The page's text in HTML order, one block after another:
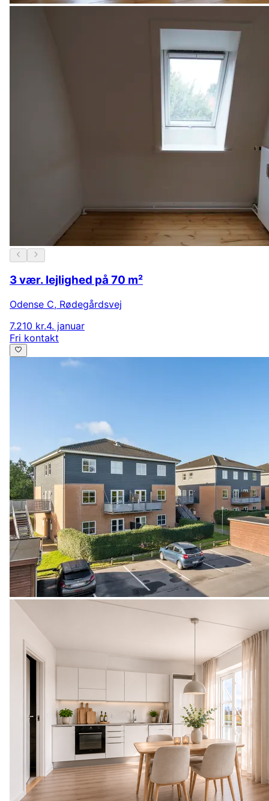
3 vær. lejlighed på 70 m²
Odense C, Rødegårdsvej
7.210 kr.4. januar
Fri kontakt